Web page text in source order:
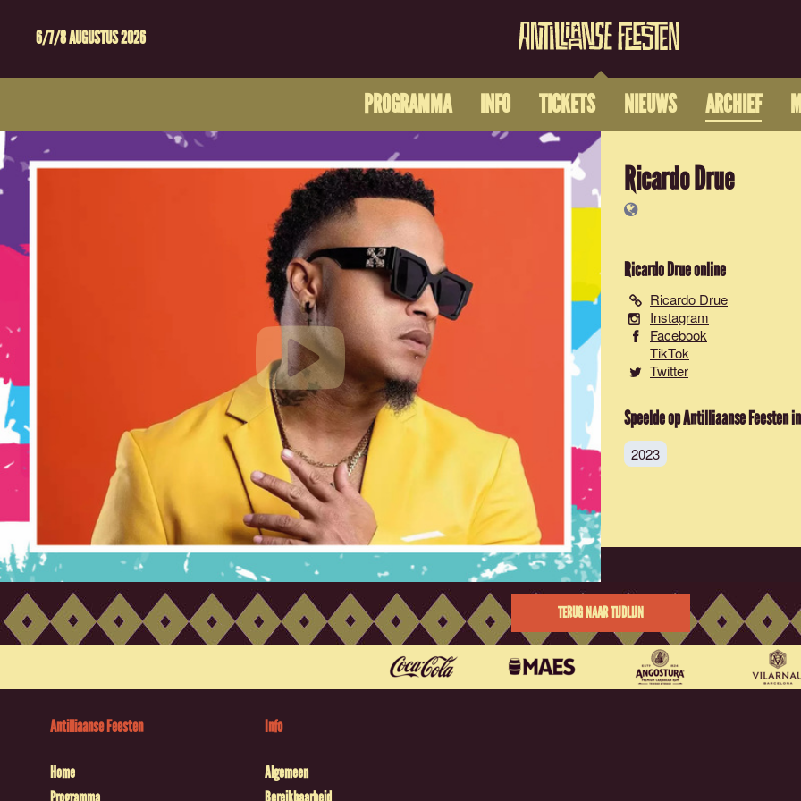
6/7/8 AUGUSTUS 2026
PROGRAMMA INFO TICKETS NIEUWS ARCHIEF
Ricardo Drue
Ricardo Drueonline
Ricardo Drue
Instagram
Facebook
TikTok
Twitter
Speelde op Antilliaanse Feesten in
2023
TERUG NAAR TIJDLIJN
Antilliaanse Feesten
Home
Programma
Info
Algemeen
Bereikbaarheid